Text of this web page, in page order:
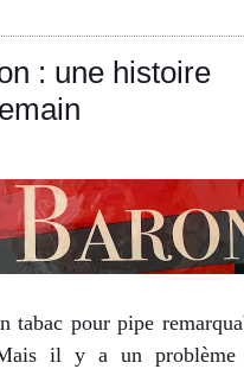
: une histoire
tabac pour pipe
il y a un problème